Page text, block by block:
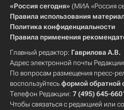
«Россия сегодня» (МИА «Россия
Правила использования
Политика конфиденциальности
Правила применения
Главный редактор: Гаврилова А.В.
Адрес электронной почты
По вопросам размещения пресс-
воспользуйтесьформой обратной
Телефон Редакции: 7 (495) 645-
Чтобы связаться с редакцией или